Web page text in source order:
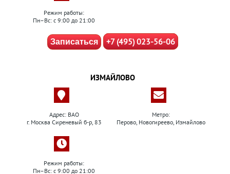
Режим работы:
Пн–Вс: с 9:00 до 21:00
Записаться +7 (495) 023-56-06
ИЗМАЙЛОВО
Адрес: ВАО
г. Москва Сиреневый б-р, 83
Метро:
Перово, Новогиреево, Измайлово
Режим работы:
Пн–Вс: с 9:00 до 21:00